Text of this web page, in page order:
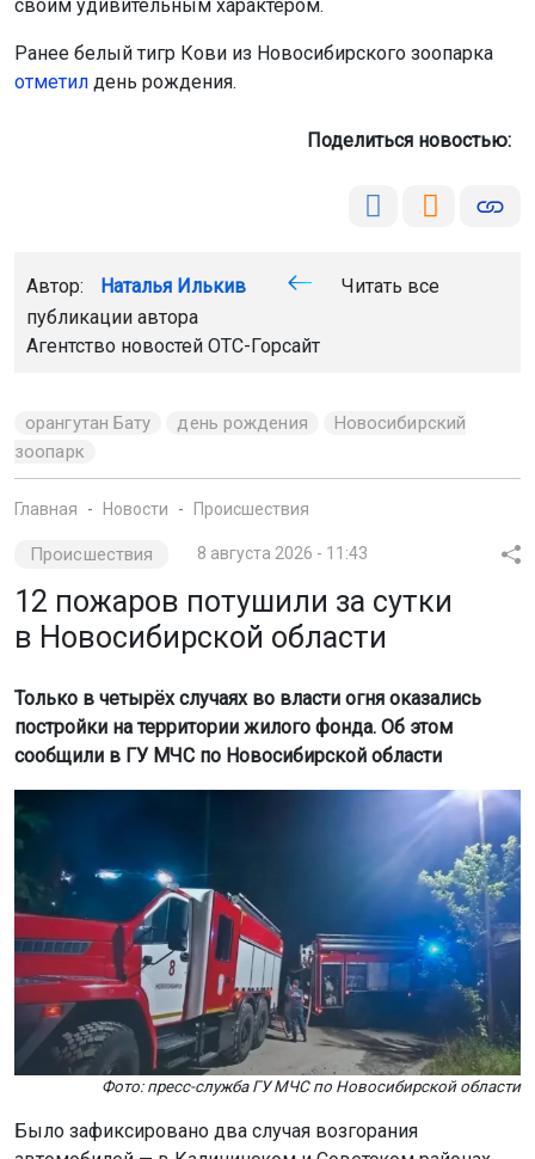
своим удивительным характером.
Ранее белый тигр Кови из Новосибирского зоопарка
отметил день рождения.
Поделиться новостью:
Автор: Наталья Илькив
Читать все
публикации автора
Агентство новостей ОТС-Горсайт
орангутан Бату день рождения
Новосибирский
зоопарк
Главная Новости Происшествия
Происшествия 8 августа 2026 - 11:43
12 пожаров потушили за сутки
в Новосибирской области
Только в четырёх случаях во власти огня оказались
постройки на территории жилого фонда. Об этом
сообщили в ГУ МЧС по Новосибирской области
Фото: пресс-служба ГУ МЧС по Новосибирской области
Было зафиксировано два случая возгорания